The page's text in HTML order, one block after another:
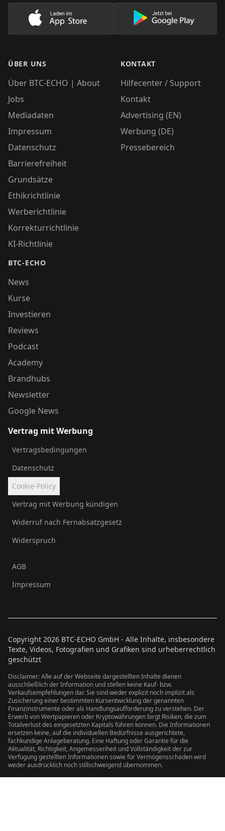
Lade unsere App im AppStore herunter
Lade unsere
ÜBER UNS
Über BTC-ECHO | About
Jobs
Mediadaten
Impressum
Datenschutz
Barrierefreiheit
Grundsätze
Ethikrichtlinie
Werberichtlinie
Korrekturrichtlinie
KI-Richtlinie
BTC-ECHO
News
Kurse
Investieren
Reviews
Podcast
Academy
Brandhubs
Newsletter
Google News
KONTAKT
Hilfecenter / Support
Kontakt
Advertising (EN)
Werbung (DE)
Pressebereich
Vertrag mit Werbung
Vertragsbedingungen
Datenschutz
Cookie-Policy
Vertrag mit Werbung kündigen
Widerruf nach Fernabsatzgesetz
Widerspruch
AGB
Impressum
Copyright 2026 BTC-ECHO GmbH - Alle Inhalte, insbesondere
Texte, Videos, Fotografien und Grafiken sind urheberrechtlich
geschützt
Disclaimer: Alle auf der Webseite dargestellten Inhalte dienen
ausschließlich der Information und stellen keine Kauf- bzw.
Verkaufsempfehlungen dar. Sie sind weder explizit noch implizit als
Zusicherung einer bestimmten Kursentwicklung der genannten
Finanzinstrumente oder als Handlungsaufforderung zu verstehen. Der
Erwerb von Wertpapieren oder Kryptowährungen birgt Risiken, die zum
Totalverlust des eingesetzten Kapitals führen können. Die Informationen
ersetzen keine, auf die individuellen Bedürfnisse ausgerichtete,
fachkundige Anlageberatung. Eine Haftung oder Garantie für die
Aktualität, Richtigkeit, Angemessenheit und Vollständigkeit der zur
Verfügung gestellten Informationen sowie für Vermögensschäden wird
weder ausdrücklich noch stillschweigend übernommen.